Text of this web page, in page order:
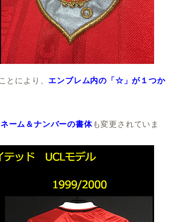
とにより、 エンブレム内の「 ☆」が１つか
ネーム＆ナンバーの書体も変更されていま